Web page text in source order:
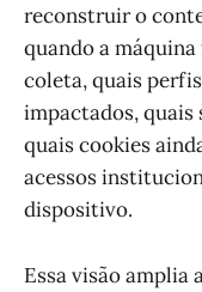
reconstruir o
quando a
coleta, quais
impactados, quais
quais cookies
acessos
dispositivo.
Essa visão amplia